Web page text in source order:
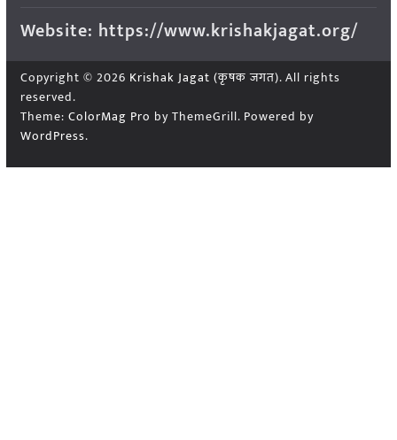
Website: https://www.krishakjagat.org/
Copyright © 2026 Krishak Jagat (कृषक जगत). All rights
reserved.
Theme: ColorMag Pro by ThemeGrill. Powered by
WordPress.